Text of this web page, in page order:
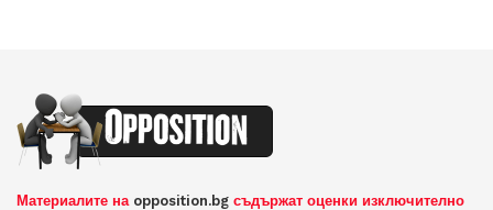
Материалите на opposition.bg съдържат оценки изключително